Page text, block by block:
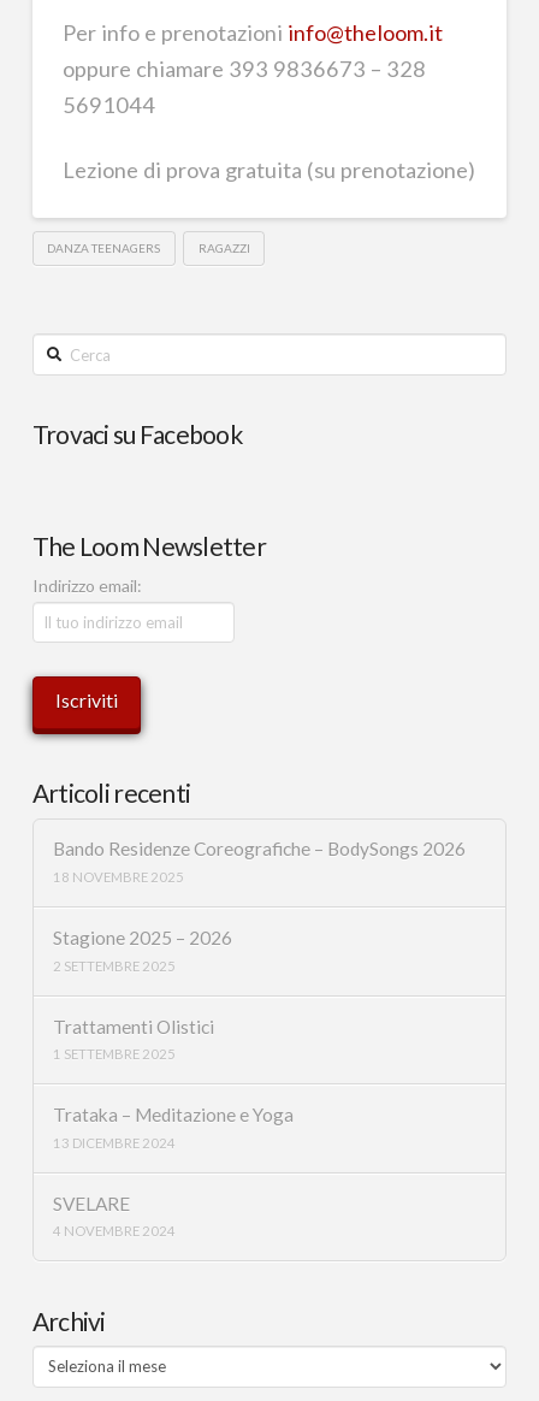
Per info e prenotazioni info@theloom.it
oppure chiamare 393 9836673 – 328
5691044
Lezione di prova gratuita (su prenotazione)
DANZA TEENAGERS RAGAZZI
Cerca
Trovaci su Facebook
The Loom Newsletter
Indirizzo email:
Articoli recenti
Bando Residenze Coreografiche – BodySongs 2026
18 NOVEMBRE 2025
Stagione 2025 – 2026
2 SETTEMBRE 2025
Trattamenti Olistici
1 SETTEMBRE 2025
Trataka – Meditazione e Yoga
13 DICEMBRE 2024
SVELARE
4 NOVEMBRE 2024
Archivi
Archivi